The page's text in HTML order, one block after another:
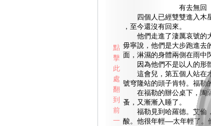
有去無回
四個人已經雙雙進入木
，至今還沒有回來。
他們走進了淒厲哀號的
毋寧說，他們是大步跑進去
面，淋濕的身體兩側在雨中
因為他們不是以人的形體
這會兒，第五個人站在
號穹隆站的頭子肯特。福勒
在福勒的辦公桌下，陶
蚤，又漸漸入睡了。
福勒見到哈羅德。艾倫
酸。他很年輕——太年輕了。
點
擊
此
處
翻
到
前
一